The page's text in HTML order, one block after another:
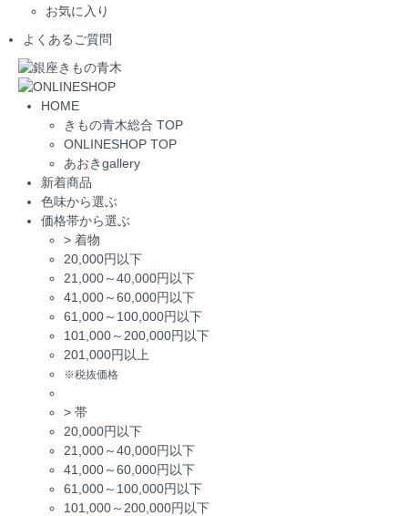
お気に入り
よくあるご質問
HOME
きもの青木総合 TOP
ONLINESHOP TOP
あおきgallery
新着商品
色味から選ぶ
価格帯から選ぶ
> 着物
20,000円以下
21,000～40,000円以下
41,000～60,000円以下
61,000～100,000円以下
101,000～200,000円以下
201,000円以上
※税抜価格
> 帯
20,000円以下
21,000～40,000円以下
41,000～60,000円以下
61,000～100,000円以下
101,000～200,000円以下